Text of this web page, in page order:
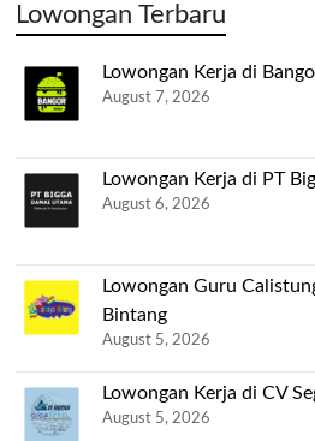
Lowongan Terbaru
Lowongan Kerja di
August 7, 2026
Lowongan Kerja di PT
August 6, 2026
Lowongan Guru
Bintang
August 5, 2026
Lowongan Kerja di CV
August 5, 2026